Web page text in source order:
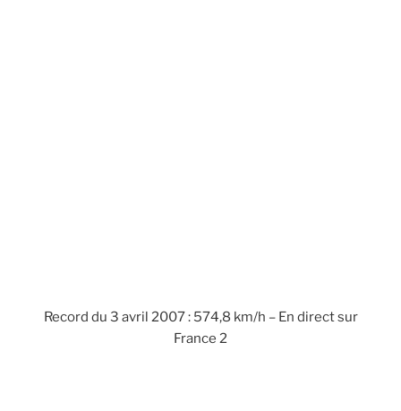
Record du 3 avril 2007 : 574,8 km/h – En direct sur
France 2